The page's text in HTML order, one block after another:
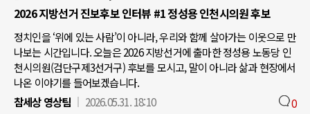
2026 지방선거 진보후보 인터뷰 #1 정성용 인천시의원 후보
정치인을 ‘위에 있는 사람’이 아니라, 우리와 함께 살아가는 이웃으로 만
나보는 시간입니다. 오늘은 2026 지방선거에 출마한 정성용 노동당 인
천시의원(검단구제3선거구) 후보를 모시고, 말이 아니라 삶과 현장에서
나온 이야기를 들어보겠습니다.
참세상 영상팀
2026.05.31. 18:10 0